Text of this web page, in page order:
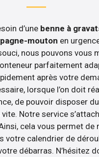
d’une benne à
mouton en
nous pouvons vous
parfaitement
après votre
lorsque l’on doit
de pouvoir disposer
Notre service
cela vous permet de
votre calendrier de
débarras. N’hésitez